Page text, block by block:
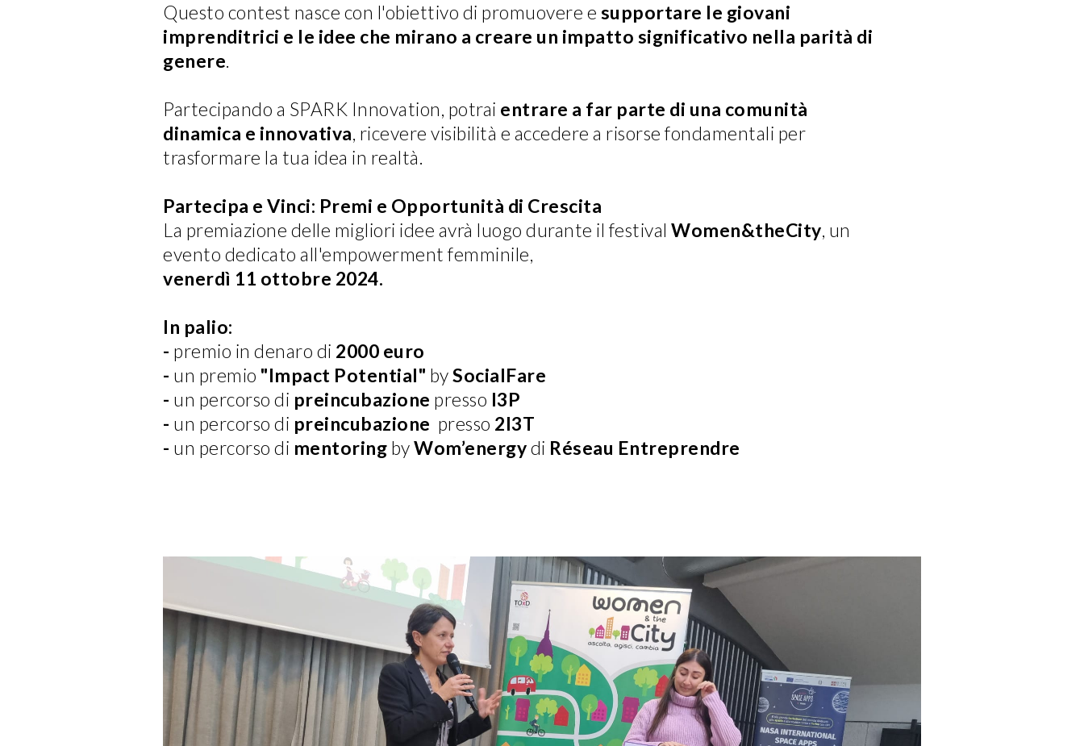
Questo contest nasce con l'obiettivo di promuovere e supportare le giovani
imprenditrici e le idee che mirano a creare un impatto significativo nella parità di
genere.
Partecipando a SPARK Innovation, potrai entrare a far parte di una comunità
dinamica e innovativa, ricevere visibilità e accedere a risorse fondamentali per
trasformare la tua idea in realtà.
Partecipa e Vinci: Premi e Opportunità di Crescita
La premiazione delle migliori idee avrà luogo durante il festival Women&theCity, un
evento dedicato all'empowerment femminile,
venerdì 11 ottobre 2024.
In palio:
- premio in denaro di 2000 euro
- un premio "Impact Potential" bySocialFare
- un percorso di preincubazione presso I3P
- un percorso di preincubazione presso 2I3T
- un percorso di mentoring byWom’energydi Réseau Entreprendre